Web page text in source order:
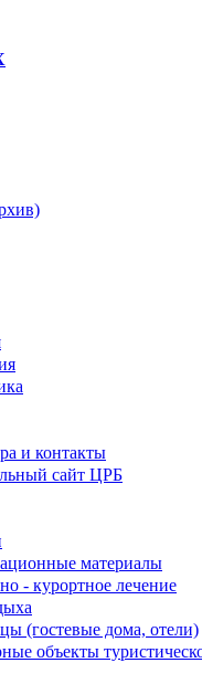
и контакты
сайт ЦРБ
материалы
- курортное лечение
(гостевые дома, отели)
объекты